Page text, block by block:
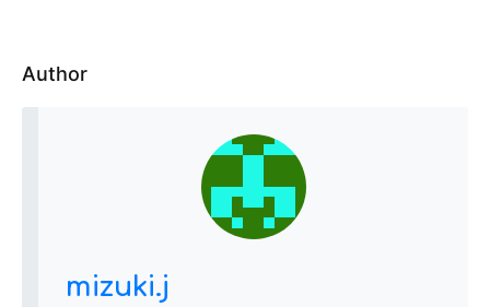
Author
mizuki.j